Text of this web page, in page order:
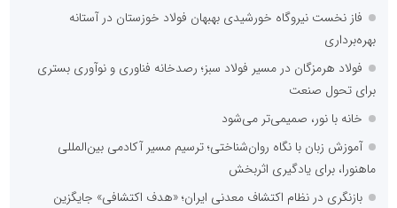
فاز نخست نیروگاه خورشیدی بهبهان فولاد خوزستان در آستانه
بهره‌برداری
فولاد هرمزگان در مسیر فولاد سبز؛ رصدخانه فناوری و نوآوری بستری
برای تحول صنعت
خانه با نور، صمیمی‌تر می‌شود
آموزش زبان با نگاه روان‌شناختی؛ ترسیم مسیر آکادمی بین‌المللی
ماهنورا، برای یادگیری اثربخش
بازنگری در نظام اکتشاف معدنی ایران؛ «هدف اکتشافی» جایگزین